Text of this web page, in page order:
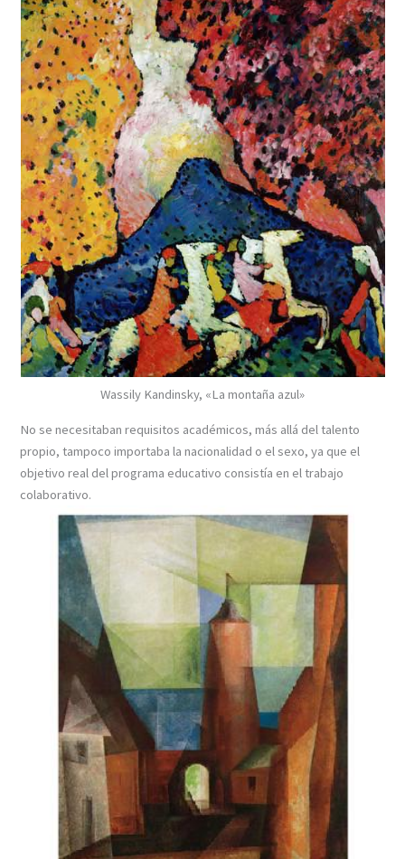
Wassily Kandinsky, «La montaña azul»
No se necesitaban requisitos académicos, más allá del talento
propio, tampoco importaba la nacionalidad o el sexo, ya que el
objetivo real del programa educativo consistía en el trabajo
colaborativo.